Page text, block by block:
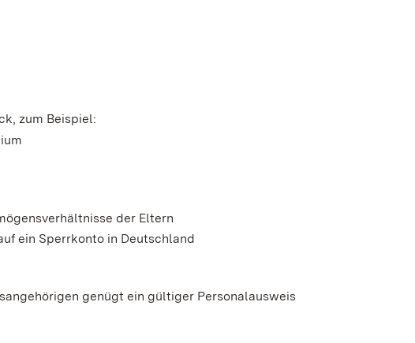
zum Beispiel:
der Eltern
ein Sperrkonto in Deutschland
genügt ein gültiger Personalausweis